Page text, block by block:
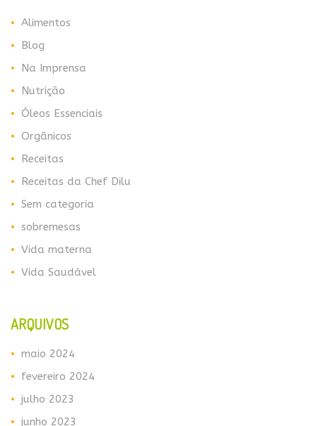
Alimentos
Blog
Na Imprensa
Nutrição
Óleos Essenciais
Orgânicos
Receitas
Receitas da Chef Dilu
Sem categoria
sobremesas
Vida materna
Vida Saudável
ARQUIVOS
maio 2024
fevereiro 2024
julho 2023
junho 2023